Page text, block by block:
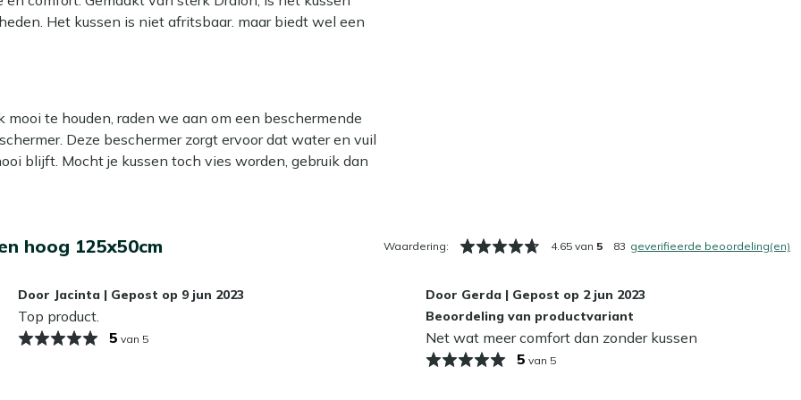
Het kussen is niet afritsbaar, maar biedt wel een
extra comfort voor lange zomerdagen in de tuin.
te houden, raden we aan om een beschermende
Deze beschermer zorgt ervoor dat water en vuil
blijft. Mocht je kussen toch vies worden, gebruik dan
ook schoonmaken met een emmer lauwwarm water
raden we aan om ze bij slecht weer of tijdens de
of kussentas. Zo verleng je de levensduur
sneldrogende materialen – op den duur tot slijtage
hoog 125x50cm Waardering: 4.65 van 5 83 geverifieerde beoordeling(en)
Door Jacinta | Gepost op 9 jun 2023
Top product.
5 van 5
Door Gerda | Gepost op 2 jun 2023
Beoordeling van productvariant
Net wat meer comfort dan zonder kussen
5 van 5